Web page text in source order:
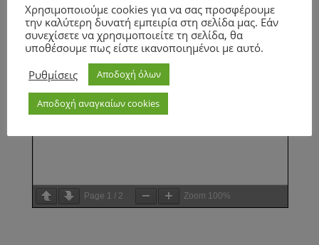
Page 1 / 2 Zoom 100%
Χρησιμοποιούμε cookies για να σας προσφέρουμε
την καλύτερη δυνατή εμπειρία στη σελίδα μας. Εάν
συνεχίσετε να χρησιμοποιείτε τη σελίδα, θα
υποθέσουμε πως είστε ικανοποιημένοι με αυτό.
Ρυθμίσεις
Αποδοχή όλων
Αποδοχή αναγκαίων cookies